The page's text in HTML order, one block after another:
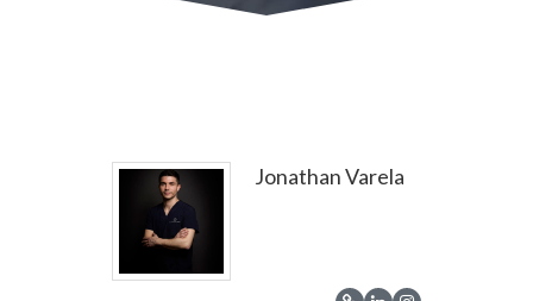
Jonathan Varela